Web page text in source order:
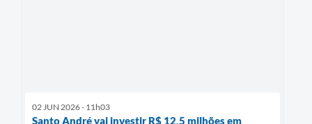
02 JUN 2026 - 11h03
Santo André vai investir R$ 12,5 milhões em